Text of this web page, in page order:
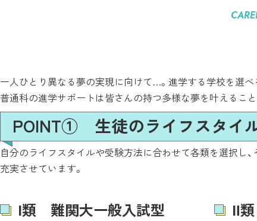
一人ひとり異なる夢の実現に向けて…。進学する学校を選
普通科の進学サポートは皆さんの持つ多様な夢を叶えるこ
POINT① 生徒のライフスタイ
自分のライフスタイルや受験方法に合わせて各類を選択し
充実させています。
Ⅰ類 難関大一般入試型 Ⅱ